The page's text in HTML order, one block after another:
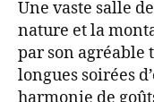
Une vaste salle
nature et la
par son agréable
longues soirées